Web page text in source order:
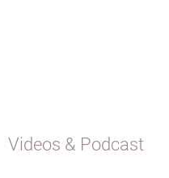
Videos & Podcast